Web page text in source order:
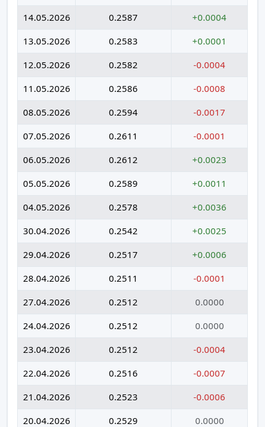
14.05.2026
0.2587
+0.0004
13.05.2026
0.2583
+0.0001
12.05.2026
0.2582
-0.0004
11.05.2026
0.2586
-0.0008
08.05.2026
0.2594
-0.0017
07.05.2026
0.2611
-0.0001
06.05.2026
0.2612
+0.0023
05.05.2026
0.2589
+0.0011
04.05.2026
0.2578
+0.0036
30.04.2026
0.2542
+0.0025
29.04.2026
0.2517
+0.0006
28.04.2026
0.2511
-0.0001
27.04.2026
0.2512
0.0000
24.04.2026
0.2512
0.0000
23.04.2026
0.2512
-0.0004
22.04.2026
0.2516
-0.0007
21.04.2026
0.2523
-0.0006
20.04.2026
0.2529
0.0000